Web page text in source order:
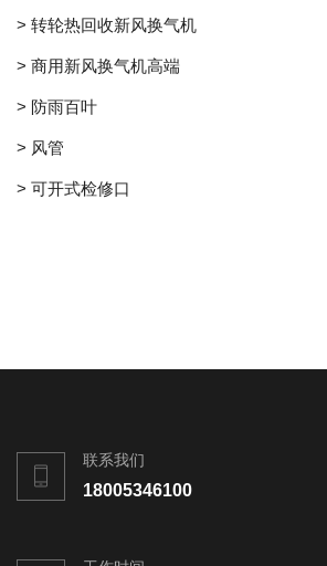
> 转轮热回收新风换气机
> 商用新风换气机高端
> 防雨百叶
> 风管
> 可开式检修口
联系我们
18005346100